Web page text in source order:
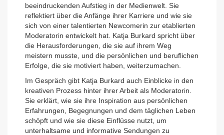
beeindruckenden Aufstieg in der Medienwelt. Sie
reflektiert über die Anfänge ihrer Karriere und wie sie
sich von einer talentierten Newcomerin zur etablierten
Moderatorin entwickelt hat. Katja Burkard spricht über
die Herausforderungen, die sie auf ihrem Weg
meistern musste, und die persönlichen und beruflichen
Erfolge, die sie motiviert haben, weiterzumachen.
Im Gespräch gibt Katja Burkard auch Einblicke in den
kreativen Prozess hinter ihrer Arbeit als Moderatorin.
Sie erklärt, wie sie ihre Inspiration aus persönlichen
Erfahrungen, Begegnungen und dem täglichen Leben
schöpft und wie sie diese Einflüsse nutzt, um
unterhaltsame und informative Sendungen zu